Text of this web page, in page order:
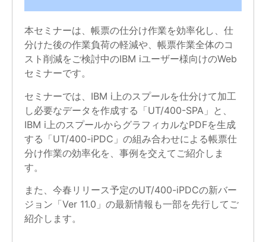
本セミナーは、帳票の仕分け作業を効率化し、仕
分けた後の作業負荷の軽減や、帳票作業全体のコ
スト削減をご検討中のIBM iユーザー様向けのWeb
セミナーです。
セミナーでは、IBM i上のスプールを仕分けて加工
し必要なデータを作成する「UT/400-SPA」と、
IBM i上のスプールからグラフィカルなPDFを生成
する「UT/400-iPDC」の組み合わせによる帳票仕
分け作業の効率化を、事例を交えてご紹介しま
す。
また、今春リリース予定のUT/400-iPDCの新バー
ジョン「Ver 11.0」の最新情報も一部を先行してご
紹介します。